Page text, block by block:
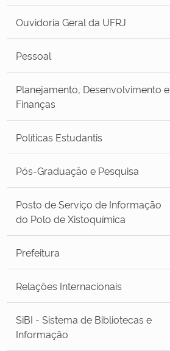
Ouvidoria Geral da UFRJ
Pessoal
Planejamento, Desenvolvimento e
Finanças
Políticas Estudantis
Pós-Graduação e Pesquisa
Posto de Serviço de Informação
do Polo de Xistoquímica
Prefeitura
Relações Internacionais
SiBI - Sistema de Bibliotecas e
Informação